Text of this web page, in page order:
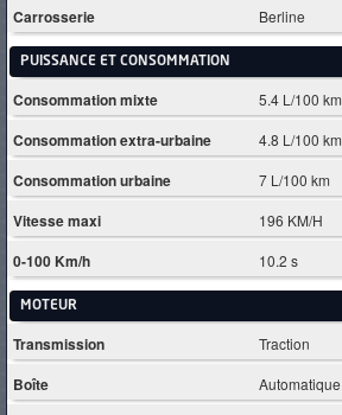
Carrosserie Berline
PUISSANCE ET CONSOMMATION
Consommation mixte 5.4 L/100 km
Consommation extra-urbaine 4.8 L/100 km
Consommation urbaine 7 L/100 km
Vitesse maxi 196 KM/H
0-100 Km/h 10.2 s
MOTEUR
Transmission Traction
Boîte Automatique